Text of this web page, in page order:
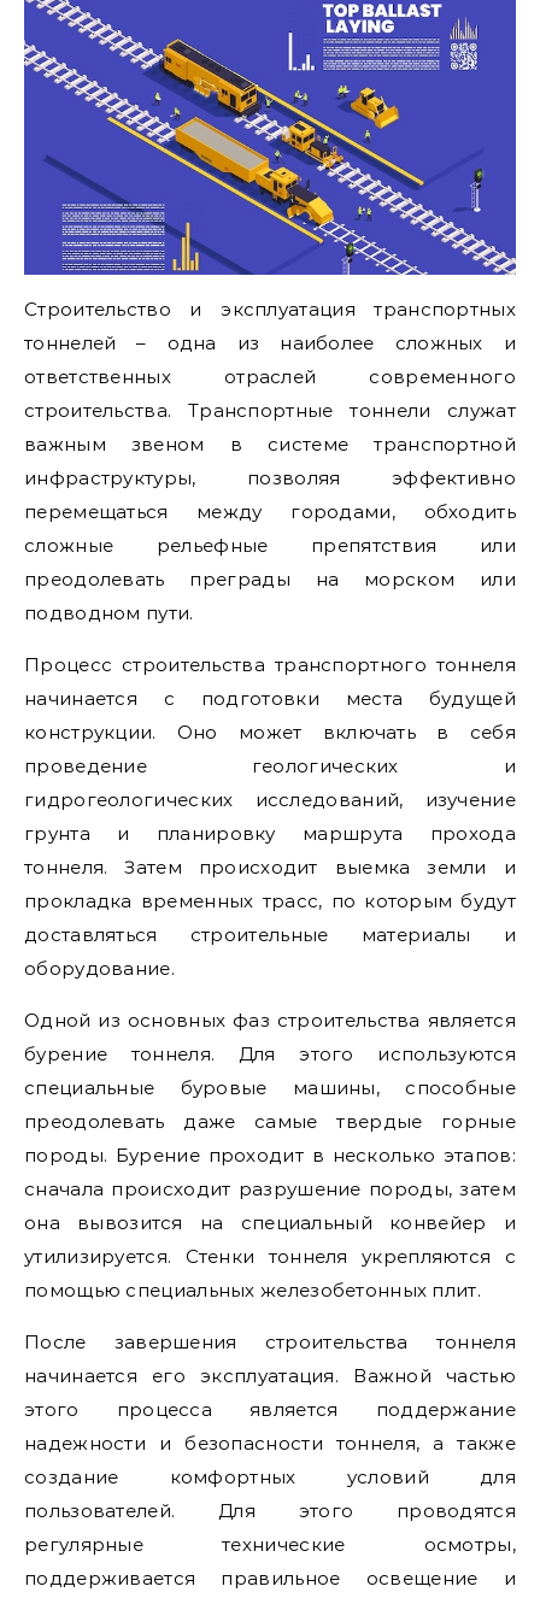
Строительство и эксплуатация транспортных
тоннелей – одна из наиболее сложных и
ответственных отраслей современного
строительства. Транспортные тоннели служат
важным звеном в системе транспортной
инфраструктуры, позволяя эффективно
перемещаться между городами, обходить
сложные рельефные препятствия или
преодолевать преграды на морском или
подводном пути.
Процесс строительства транспортного тоннеля
начинается с подготовки места будущей
конструкции. Оно может включать в себя
проведение геологических и
гидрогеологических исследований, изучение
грунта и планировку маршрута прохода
тоннеля. Затем происходит выемка земли и
прокладка временных трасс, по которым будут
доставляться строительные материалы и
оборудование.
Одной из основных фаз строительства является
бурение тоннеля. Для этого используются
специальные буровые машины, способные
преодолевать даже самые твердые горные
породы. Бурение проходит в несколько этапов:
сначала происходит разрушение породы, затем
она вывозится на специальный конвейер и
утилизируется. Стенки тоннеля укрепляются с
помощью специальных железобетонных плит.
После завершения строительства тоннеля
начинается его эксплуатация. Важной частью
этого процесса является поддержание
надежности и безопасности тоннеля, а также
создание комфортных условий для
пользователей. Для этого проводятся
регулярные технические осмотры,
поддерживается правильное освещение и